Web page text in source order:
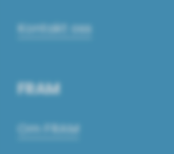
Kontakt oss
FRAM
Om FRAM